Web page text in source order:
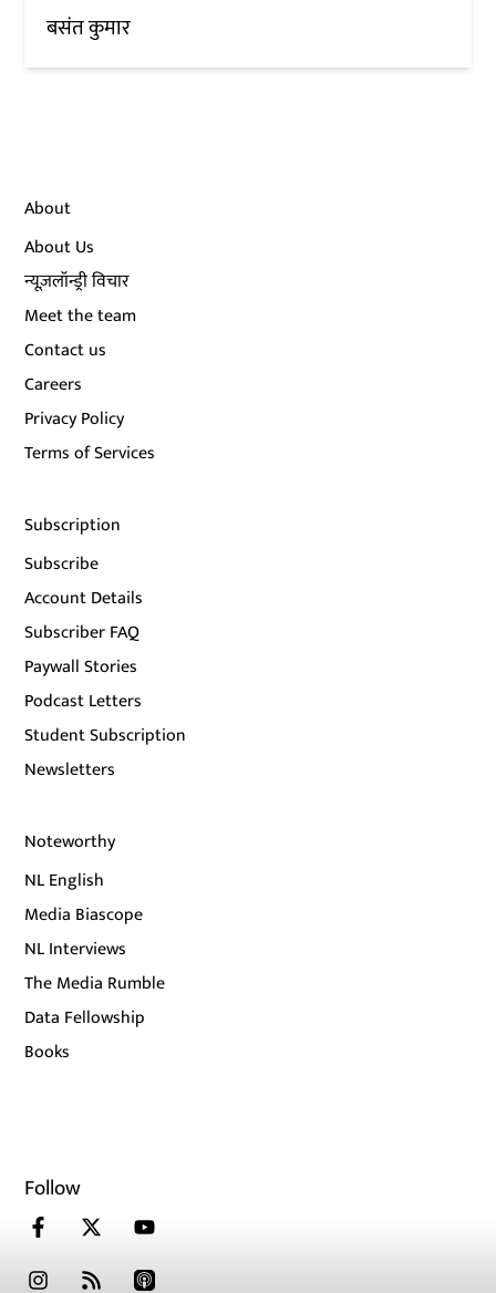
बसंत कुमार
About
About Us
न्यूज़लॉन्ड्री विचार
Meet the team
Contact us
Careers
Privacy Policy
Terms of Services
Subscription
Subscribe
Account Details
Subscriber FAQ
Paywall Stories
Podcast Letters
Student Subscription
Newsletters
Noteworthy
NL English
Media Biascope
NL Interviews
The Media Rumble
Data Fellowship
Books
Follow